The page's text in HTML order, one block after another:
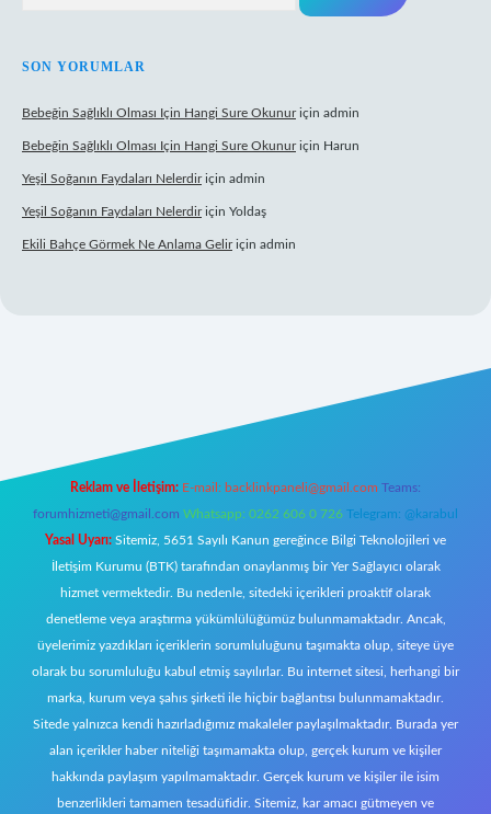
SON YORUMLAR
Bebeğin Sağlıklı Olması Için Hangi Sure Okunuriçin admin
Bebeğin Sağlıklı Olması Için Hangi Sure Okunuriçin Harun
Yeşil Soğanın Faydaları Nelerdiriçin admin
Yeşil Soğanın Faydaları Nelerdiriçin Yoldaş
Ekili Bahçe Görmek Ne Anlama Geliriçin admin
Reklam ve İletişim: E-mail: backlinkpaneli@gmail.com Teams:
forumhizmeti@gmail.com Whatsapp: 0262 606 0 726 Telegram: @karabul
Yasal Uyarı: Sitemiz, 5651 Sayılı Kanun gereğince Bilgi Teknolojileri ve
İletişim Kurumu (BTK) tarafından onaylanmış bir Yer Sağlayıcı olarak
hizmet vermektedir. Bu nedenle, sitedeki içerikleri proaktif olarak
denetleme veya araştırma yükümlülüğümüz bulunmamaktadır. Ancak,
üyelerimiz yazdıkları içeriklerin sorumluluğunu taşımakta olup, siteye üye
olarak bu sorumluluğu kabul etmiş sayılırlar. Bu internet sitesi, herhangi bir
marka, kurum veya şahıs şirketi ile hiçbir bağlantısı bulunmamaktadır.
Sitede yalnızca kendi hazırladığımız makaleler paylaşılmaktadır. Burada yer
alan içerikler haber niteliği taşımamakta olup, gerçek kurum ve kişiler
hakkında paylaşım yapılmamaktadır. Gerçek kurum ve kişiler ile isim
benzerlikleri tamamen tesadüfidir. Sitemiz, kar amacı gütmeyen ve